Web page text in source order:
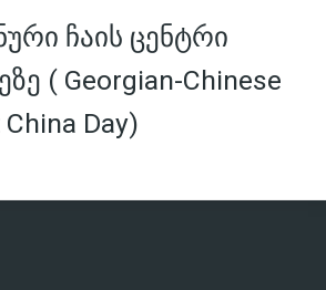
ჩაის ცენტრი
( Georgian-Chinese
Day)